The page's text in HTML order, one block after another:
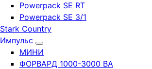
Powerpack SE RT
Powerpack SE 3/1
Stark Country
Импульс
МИНИ
ФОРВАРД 1000-3000 ВА